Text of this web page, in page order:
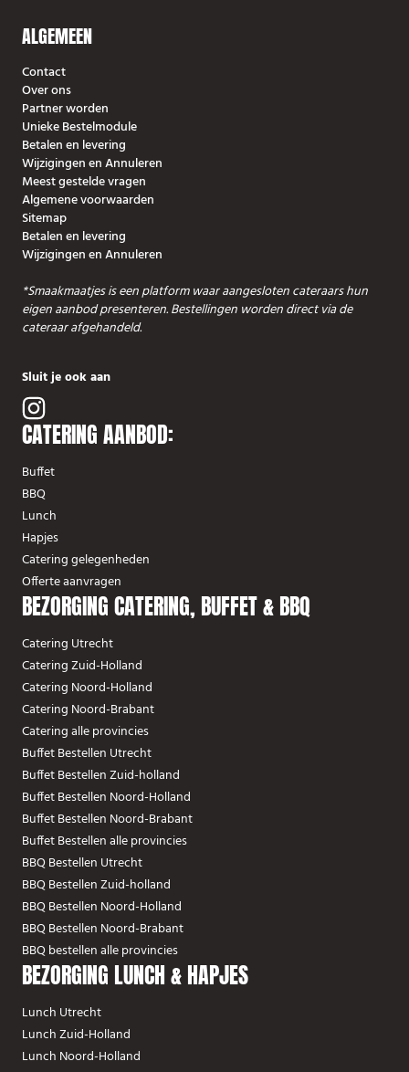
ALGEMEEN
Contact
Over ons
Partner worden
Unieke Bestelmodule
Betalen en levering
Wijzigingen en Annuleren
Meest gestelde vragen
Algemene voorwaarden
Sitemap
Betalen en levering
Wijzigingen en Annuleren
*Smaakmaatjes is een platform waar aangesloten cateraars hun
eigen aanbod presenteren. Bestellingen worden direct via de
cateraar afgehandeld.
Sluit je ook aan
CATERING AANBOD:
Buffet
BBQ
Lunch
Hapjes
Catering gelegenheden
Offerte aanvragen
BEZORGING CATERING, BUFFET & BBQ
Catering Utrecht
Catering Zuid-Holland
Catering Noord-Holland
Catering Noord-Brabant
Catering alle provincies
Buffet Bestellen Utrecht
Buffet Bestellen Zuid-holland
Buffet Bestellen Noord-Holland
Buffet Bestellen Noord-Brabant
Buffet Bestellen alle provincies
BBQ Bestellen Utrecht
BBQ Bestellen Zuid-holland
BBQ Bestellen Noord-Holland
BBQ Bestellen Noord-Brabant
BBQ bestellen alle provincies
BEZORGING LUNCH & HAPJES
Lunch Utrecht
Lunch Zuid-Holland
Lunch Noord-Holland